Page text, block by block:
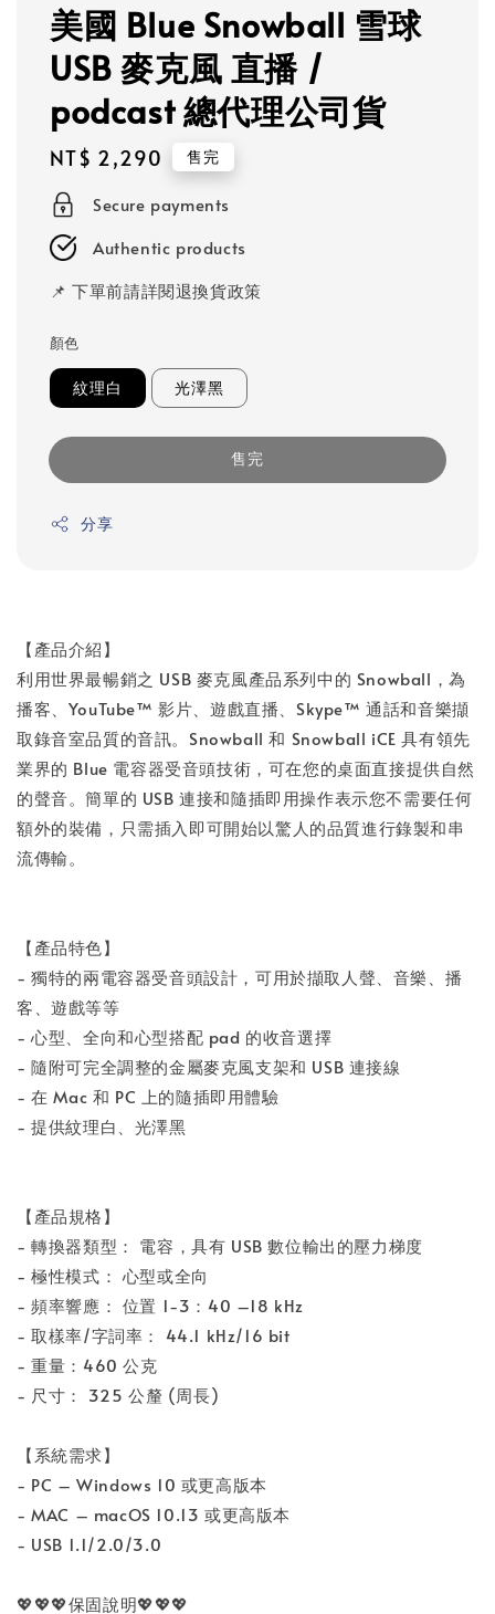
美國 Blue Snowball 雪球
USB 麥克風 直播 /
podcast 總代理公司貨
Regular
price
NT$ 2,290 售完
Secure payments
Authentic products
📌 下單前請詳閱退換貨政策
顏色
紋理白 光澤黑
售完
分享
【產品介紹】
利用世界最暢銷之 USB 麥克風產品系列中的 Snowball，為
播客、YouTube™ 影片、遊戲直播、Skype™ 通話和音樂擷
取錄音室品質的音訊。Snowball 和 Snowball iCE 具有領先
業界的 Blue 電容器受音頭技術，可在您的桌面直接提供自然
的聲音。簡單的 USB 連接和隨插即用操作表示您不需要任何
額外的裝備，只需插入即可開始以驚人的品質進行錄製和串
流傳輸。
【產品特色】
- 獨特的兩電容器受音頭設計，可用於擷取人聲、音樂、播
客、遊戲等等
- 心型、全向和心型搭配 pad 的收音選擇
- 隨附可完全調整的金屬麥克風支架和 USB 連接線
- 在 Mac 和 PC 上的隨插即用體驗
- 提供紋理白、光澤黑
【產品規格】
- 轉換器類型： 電容，具有 USB 數位輸出的壓力梯度
- 極性模式： 心型或全向
- 頻率響應： 位置 1-3：40 –18 kHz
- 取樣率/字詞率： 44.1 kHz/16 bit
- 重量：460 公克
- 尺寸： 325 公釐 (周長)
【系統需求】
- PC – Windows 10 或更高版本
- MAC – macOS 10.13 或更高版本
- USB 1.1/2.0/3.0
💖💖💖保固說明💖💖💖